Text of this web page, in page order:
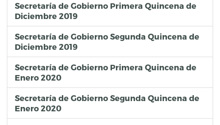
Secretaría de Gobierno Primera Quincena de
Diciembre 2019
Secretaría de Gobierno Segunda Quincena de
Diciembre 2019
Secretaría de Gobierno Primera Quincena de
Enero 2020
Secretaría de Gobierno Segunda Quincena de
Enero 2020